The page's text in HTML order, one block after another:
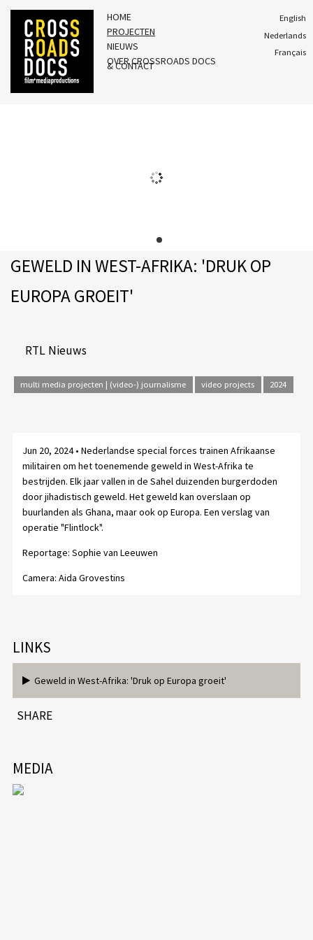
HOME
PROJECTEN
NIEUWS
OVER CROSSROADS DOCS
& CONTACT
English
Nederlands
Français
GEWELD IN WEST-AFRIKA: 'DRUK OP
EUROPA GROEIT'
RTL Nieuws
multi media projecten | (video-) journalisme video projects 2024
Jun 20, 2024 • Nederlandse special forces trainen Afrikaanse
militairen om het toenemende geweld in West-Afrika te
bestrijden. Elk jaar vallen in de Sahel duizenden burgerdoden
door jihadistisch geweld. Het geweld kan overslaan op
buurlanden als Ghana, maar ook op Europa. Een verslag van
operatie "Flintlock".
Reportage: Sophie van Leeuwen
Camera: Aida Grovestins
LINKS
Geweld in West-Afrika: 'Druk op Europa groeit'
SHARE
MEDIA